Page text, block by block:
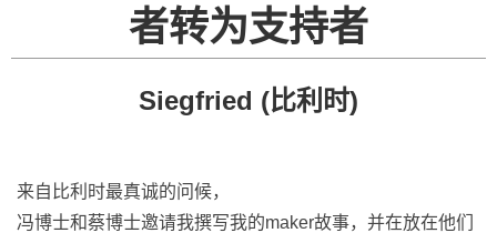
者转为支持者
Siegfried (比利时)
来自比利时最真诚的问候，
冯博士和蔡博士邀请我撰写我的maker故事，并在放在他们